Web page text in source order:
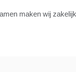
maken wij